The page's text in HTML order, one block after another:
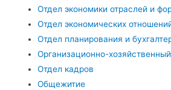
Отдел экономики отраслей и
Отдел экономических
Отдел планирования и
Организационно-
Отдел кадров
Общежитие